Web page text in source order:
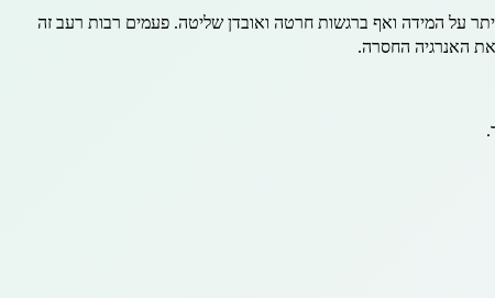
על המידה ואף ברגשות חרטה ואובדן שליטה. פעמים רבות רעב זה
את האנרגיה החסרה.